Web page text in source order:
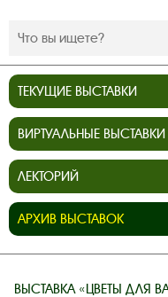
ТЕКУЩИЕ ВЫСТАВКИ
ВИРТУАЛЬНЫЕ ВЫСТАВКИ
ЛЕКТОРИЙ
АРХИВ ВЫСТАВОК
ВЫСТАВКА «ЦВЕТЫ ДЛЯ